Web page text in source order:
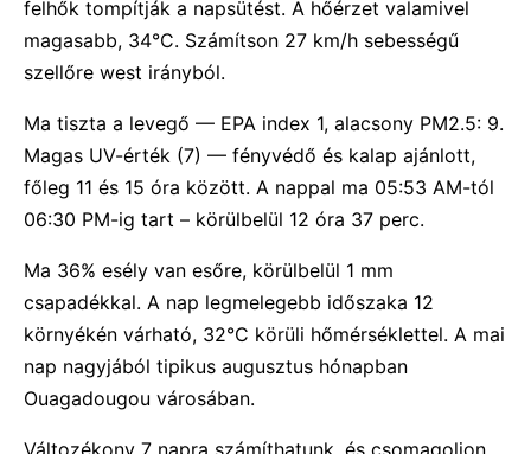
felhők tompítják a napsütést. A hőérzet valamivel
magasabb, 34°C. Számítson 27 km/h sebességű
szellőre west irányból.
Ma tiszta a levegő — EPA index 1, alacsony PM2.5: 9.
Magas UV-érték (7) — fényvédő és kalap ajánlott,
főleg 11 és 15 óra között. A nappal ma 05:53 AM-tól
06:30 PM-ig tart – körülbelül 12 óra 37 perc.
Ma 36% esély van esőre, körülbelül 1 mm
csapadékkal. A nap legmelegebb időszaka 12
környékén várható, 32°C körüli hőmérséklettel. A mai
nap nagyjából tipikus augusztus hónapban
Ouagadougou városában.
Változékony 7 napra számíthatunk, és csomagoljon